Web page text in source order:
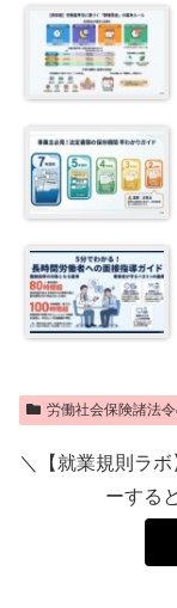
労働社会保険諸法
＼【就業規則ラ
ーする